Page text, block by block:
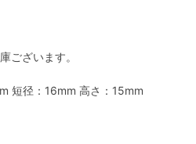
ございます。
短径：16mm 高さ：15mm